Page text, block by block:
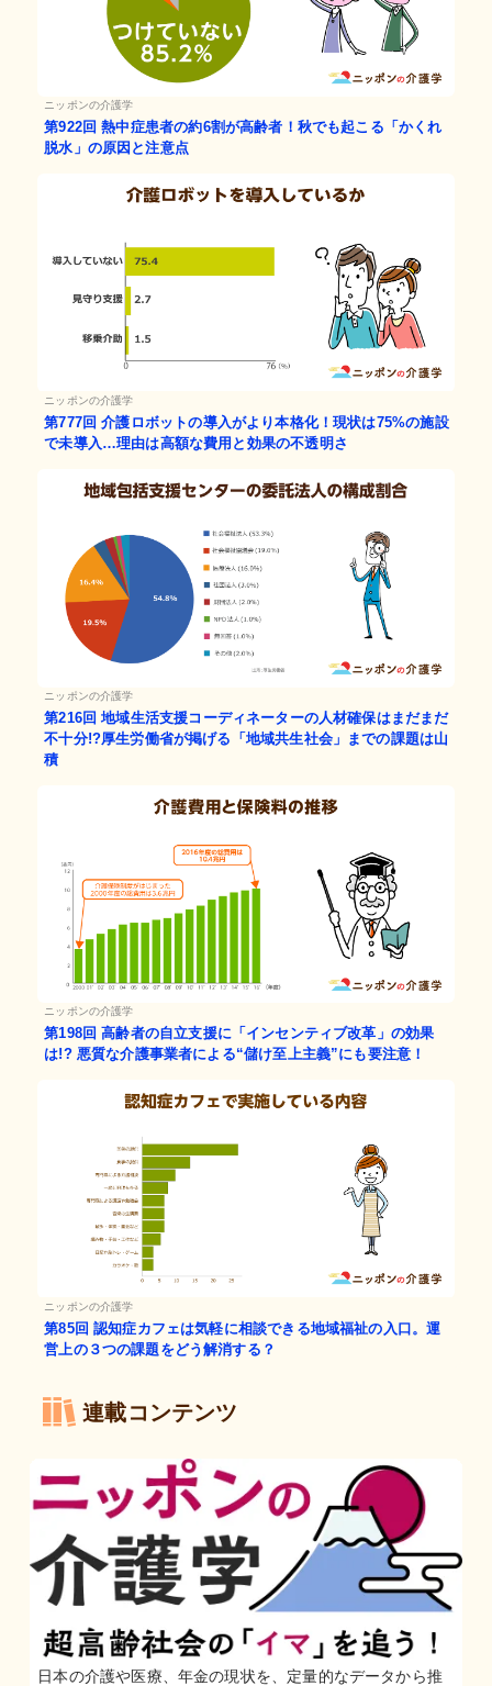
ニッポンの介護学
第922回 熱中症患者の約6割が高齢者！秋でも起こる「かくれ
脱水」の原因と注意点
ニッポンの介護学
第777回 介護ロボットの導入がより本格化！現状は75%の施設
で未導入…理由は高額な費用と効果の不透明さ
ニッポンの介護学
第216回 地域生活支援コーディネーターの人材確保はまだまだ
不十分!?厚生労働省が掲げる「地域共生社会」までの課題は山
積
ニッポンの介護学
第198回 高齢者の自立支援に「インセンティブ改革」の効果
は!? 悪質な介護事業者による“儲け至上主義”にも要注意！
ニッポンの介護学
第85回 認知症カフェは気軽に相談できる地域福祉の入口。運
営上の３つの課題をどう解消する？
連載コンテンツ
日本の介護や医療、年金の現状を、定量的なデータから推